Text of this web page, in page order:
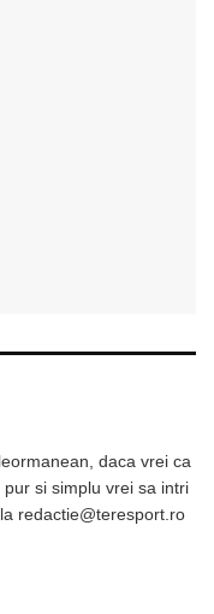
daca vrei ca
si simplu vrei sa intri
redactie@teresport.ro